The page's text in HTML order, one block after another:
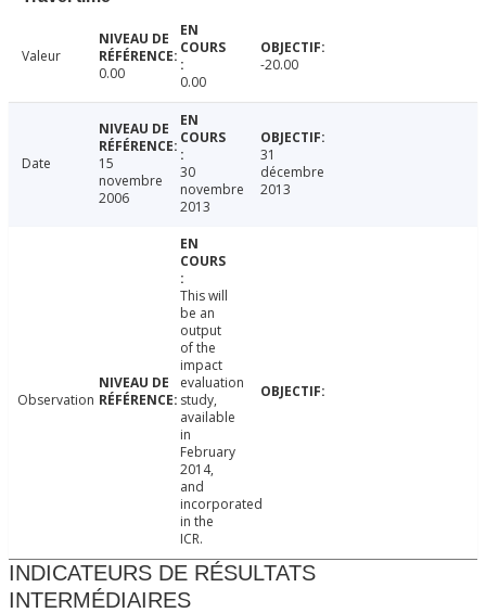
Valeur
0.00
0.00
-20.00
Date
15
novembre
2006
30
novembre
2013
31
décembre
2013
Observation
This will
be an
output
of the
impact
evaluation
study,
available
in
February
2014,
and
incorporated
in the
ICR.
INDICATEURS DE RÉSULTATS
INTERMÉDIAIRES